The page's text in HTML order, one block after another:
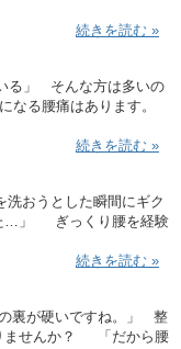
続きを読む »
る」 そんな方は多いの
なる腰痛はあります。
続きを読む »
おうとした瞬間にギク
た…」 ぎっくり腰を経験
続きを読む »
裏が硬いですね。」 整
ませんか？ 「だから腰